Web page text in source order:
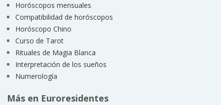
Horóscopos mensuales
Compatibilidad de horóscopos
Horóscopo Chino
Curso de Tarot
Rituales de Magia Blanca
Interpretación de los sueños
Numerología
Más en Euroresidentes